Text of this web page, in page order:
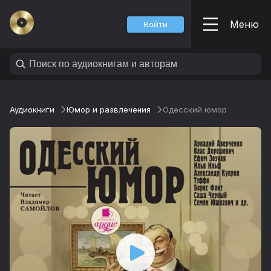
Войти Меню
Аудиокниги Юмор и развлечения Одесский юмор